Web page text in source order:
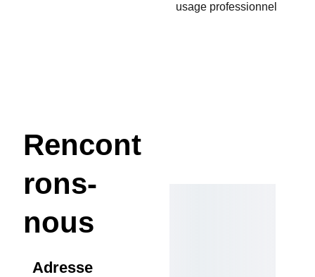
usage professionnel
Rencont
rons-
nous
Adresse